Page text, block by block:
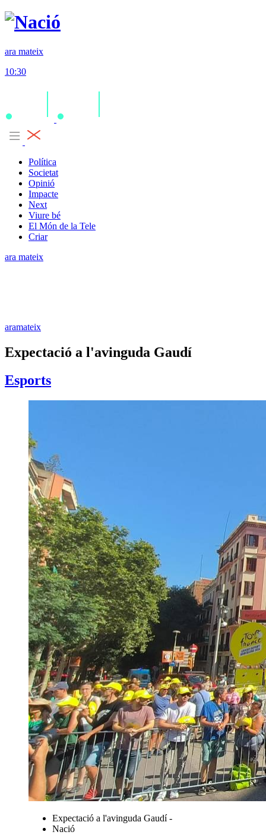
ara mateix
10:30
Política
Societat
Opinió
Impacte
Next
Viure bé
El Món de la Tele
Criar
ara mateix
aramateix
Expectació a l'avinguda Gaudí
Esports
Expectació a l'avinguda Gaudí -
Nació